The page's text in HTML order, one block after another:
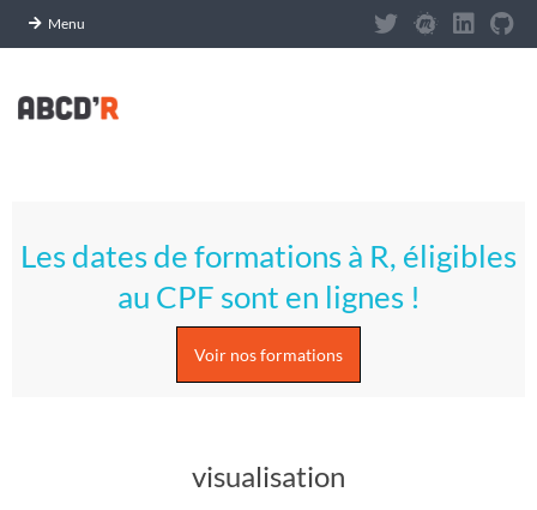
Menu
content
S
Menu
Les dates de formations à R, éligibles
au CPF sont en lignes !
Voir nos formations
visualisation
Panneau de gestion des cookies